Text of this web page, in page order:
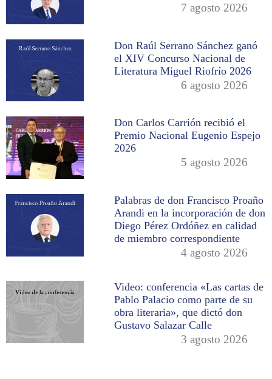
7 agosto 2026
Don Raúl Serrano Sánchez ganó
el XIV Concurso Nacional de
Literatura Miguel Riofrío 2026
6 agosto 2026
Don Carlos Carrión recibió el
Premio Nacional Eugenio Espejo
2026
5 agosto 2026
Palabras de don Francisco Proaño
Arandi en la incorporación de don
Diego Pérez Ordóñez en calidad
de miembro correspondiente
4 agosto 2026
Video: conferencia «Las cartas de
Pablo Palacio como parte de su
obra literaria», que dictó don
Gustavo Salazar Calle
3 agosto 2026